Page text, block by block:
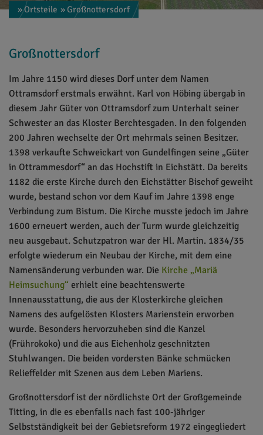
» Ortsteile » Großnottersdorf
Großnottersdorf
Im Jahre 1150 wird dieses Dorf unter dem Namen
Ottramsdorf erstmals erwähnt. Karl von Höbing übergab in
diesem Jahr Güter von Ottramsdorf zum Unterhalt seiner
Schwester an das Kloster Berchtesgaden. In den folgenden
200 Jahren wechselte der Ort mehrmals seinen Besitzer.
1398 verkaufte Schweickart von Gundelfingen seine „Güter
in Ottrammesdorf“ an das Hochstift in Eichstätt. Da bereits
1182 die erste Kirche durch den Eichstätter Bischof geweiht
wurde, bestand schon vor dem Kauf im Jahre 1398 enge
Verbindung zum Bistum. Die Kirche musste jedoch im Jahre
1600 erneuert werden, auch der Turm wurde gleichzeitig
neu ausgebaut. Schutzpatron war der Hl. Martin. 1834/35
erfolgte wiederum ein Neubau der Kirche, mit dem eine
Namensänderung verbunden war. Die Kirche „Mariä
Heimsuchung“ erhielt eine beachtenswerte
Innenausstattung, die aus der Klosterkirche gleichen
Namens des aufgelösten Klosters Marienstein erworben
wurde. Besonders hervorzuheben sind die Kanzel
(Frührokoko) und die aus Eichenholz geschnitzten
Stuhlwangen. Die beiden vordersten Bänke schmücken
Relieffelder mit Szenen aus dem Leben Mariens.
Großnottersdorf ist der nördlichste Ort der Großgemeinde
Titting, in die es ebenfalls nach fast 100-jähriger
Selbstständigkeit bei der Gebietsreform 1972 eingegliedert